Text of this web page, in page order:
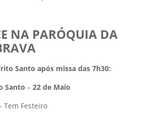
NA PARÓQUIA DA
Santo após missa das 7h30:
Santo – 22 de Maio
Tem Festeiro